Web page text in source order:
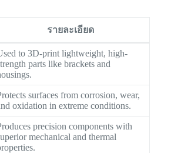
รายละเอียด
to 3D-print lightweight, high-
parts like brackets and
surfaces from corrosion, wear,
oxidation in extreme conditions.
precision components with
mechanical and thermal